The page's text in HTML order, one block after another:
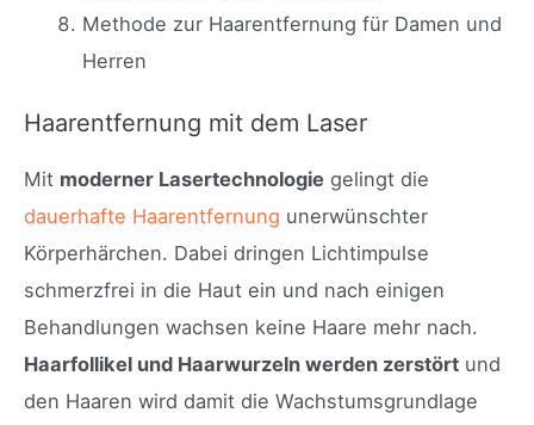
Methode zur Haarentfernung für Damen und
Herren
Haarentfernung mit dem Laser
Mit moderner Lasertechnologie gelingt die
dauerhafte Haarentfernung unerwünschter
Körperhärchen. Dabei dringen Lichtimpulse
schmerzfrei in die Haut ein und nach einigen
Behandlungen wachsen keine Haare mehr nach.
Haarfollikel und Haarwurzeln werden zerstört und
den Haaren wird damit die Wachstumsgrundlage